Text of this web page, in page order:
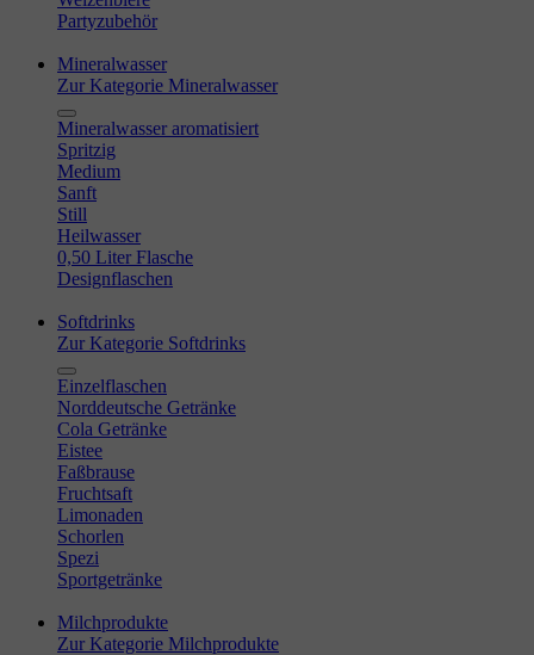
Partyzubehör
Mineralwasser
Zur Kategorie Mineralwasser
Mineralwasser aromatisiert
Spritzig
Medium
Sanft
Still
Heilwasser
0,50 Liter Flasche
Designflaschen
Softdrinks
Zur Kategorie Softdrinks
Einzelflaschen
Norddeutsche Getränke
Cola Getränke
Eistee
Faßbrause
Fruchtsaft
Limonaden
Schorlen
Spezi
Sportgetränke
Milchprodukte
Zur Kategorie Milchprodukte